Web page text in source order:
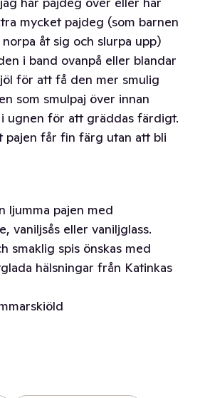
mycket pajdeg (som barnen
åt sig och slurpa upp)
i band ovanpå eller blandar
för att få den mer smulig
som smulpaj över innan
i ugnen för att gräddas färdigt.
pajen får fin färg utan att bli
ljumma pajen med
vaniljsås eller vaniljglass.
smaklig spis önskas med
hälsningar från Katinkas